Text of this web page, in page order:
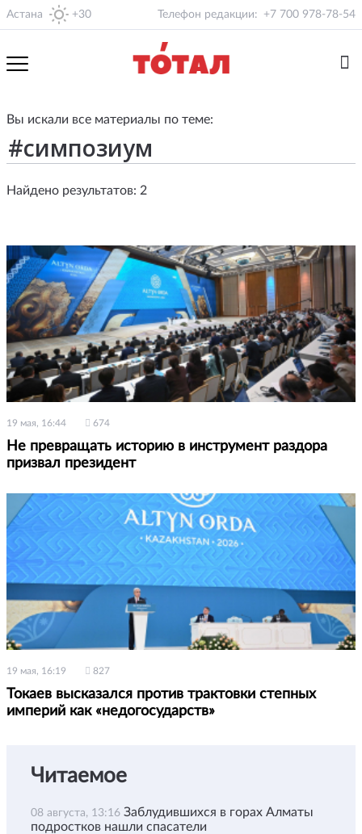
Астана +30 Телефон редакции: +7 700 978-78-54
Вы искали все материалы по теме:
Найдено результатов: 2
19 мая, 16:44 674
Не превращать историю в инструмент раздора
призвал президент
19 мая, 16:19 827
Токаев высказался против трактовки степных
империй как «недогосударств»
Читаемое
08 августа, 13:16 Заблудившихся в горах Алматы
подростков нашли спасатели